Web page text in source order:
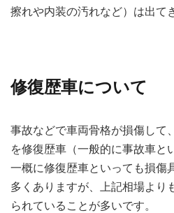
擦れや内装の汚れなど）は出て
修復歴車について
事故などで車両骨格が損傷して
を修復歴車（一般的に事故車と
一概に修復歴車といっても損傷
多くありますが、上記相場より
られていることが多いです。